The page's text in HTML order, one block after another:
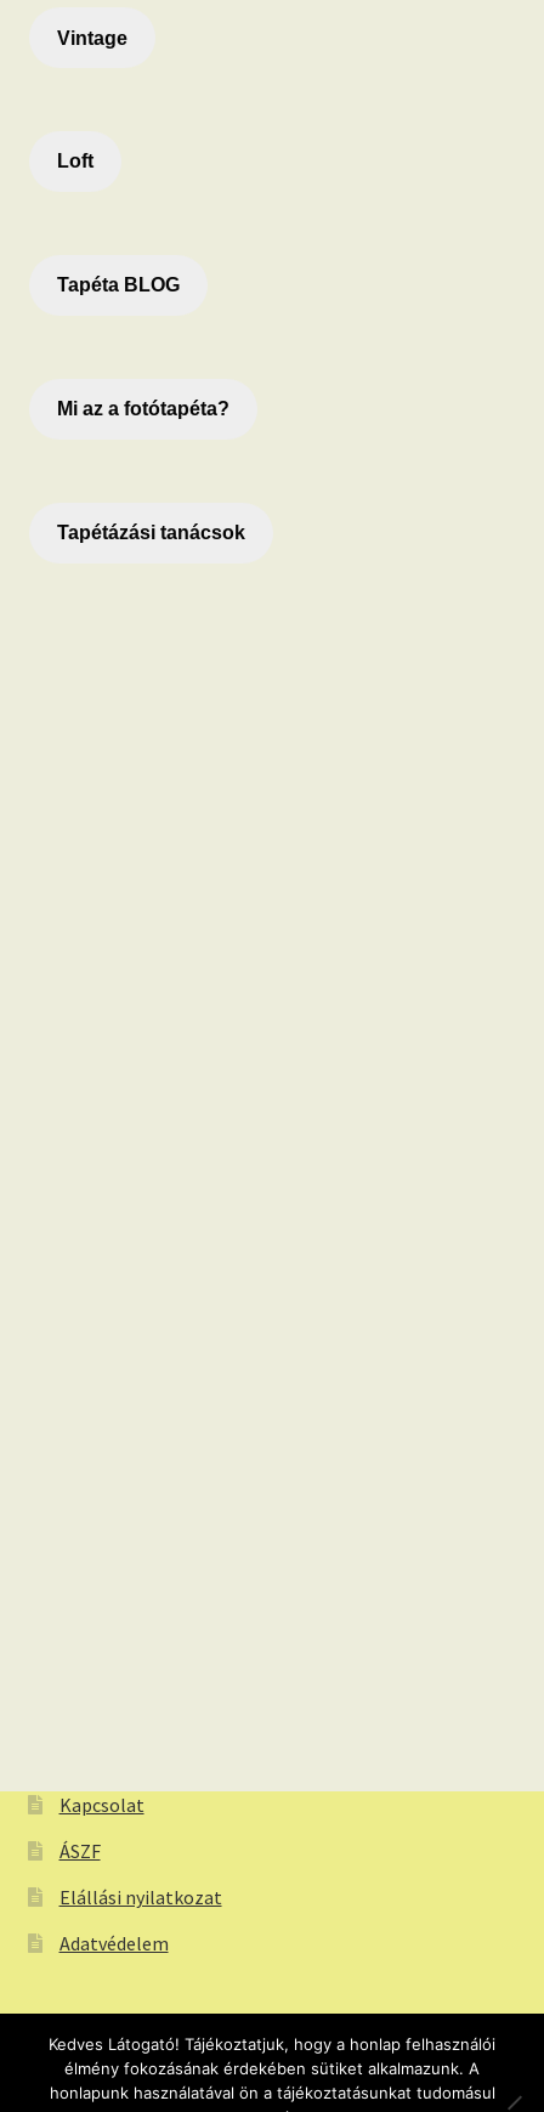
Vintage
Loft
Tapéta BLOG
Mi az a fotótapéta?
Tapétázási tanácsok
Kapcsolat
ÁSZF
Elállási nyilatkozat
Adatvédelem
© Webtapeta.eu Tapéta webáruház 2026
Kedves Látogató! Tájékoztatjuk, hogy a honlap felhasználói
élmény fokozásának érdekében sütiket alkalmazunk. A
honlapunk használatával ön a tájékoztatásunkat tudomásul